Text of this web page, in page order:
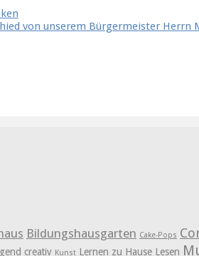
von unserem Bürgermeister Herrn
Bildungshausgarten Cake-Pops
creativ Kunst Lernen zu Hause Lesen